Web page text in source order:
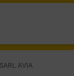
AVIA